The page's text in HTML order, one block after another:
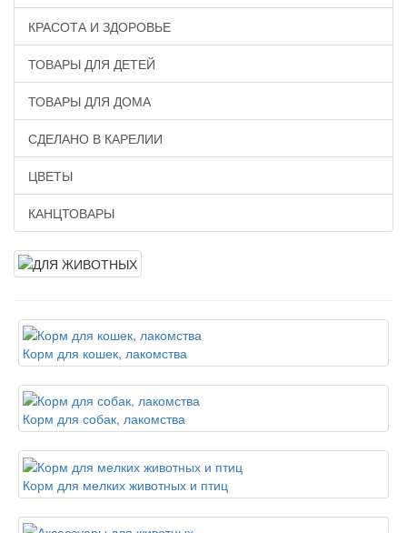
КРАСОТА И ЗДОРОВЬЕ
ТОВАРЫ ДЛЯ ДЕТЕЙ
ТОВАРЫ ДЛЯ ДОМА
СДЕЛАНО В КАРЕЛИИ
ЦВЕТЫ
КАНЦТОВАРЫ
Корм для кошек, лакомства
Корм для собак, лакомства
Корм для мелких животных и птиц